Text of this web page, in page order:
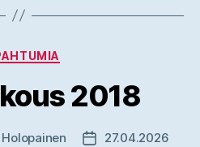
Kategoriat
2018
27.04.2026